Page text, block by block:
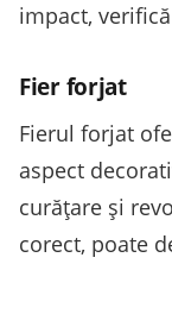
impact,
Fier forjat
Fierul forjat
aspect
curățare și
corect, poate